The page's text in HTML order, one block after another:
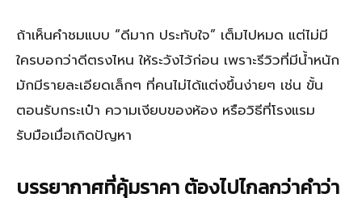
ถ้าเห็นคำชมแบบ “ดีมาก ประทับใจ” เต็มไปหมด แต่ไม่มี
ใครบอกว่าดีตรงไหน ให้ระวังไว้ก่อน เพราะรีวิวที่มีน้ำหนัก
มักมีรายละเอียดเล็กๆ ที่คนไม่ได้แต่งขึ้นง่ายๆ เช่น ขั้น
ตอนรับกระเป๋า ความเงียบของห้อง หรือวิธีที่โรงแรม
รับมือเมื่อเกิดปัญหา
บรรยากาศที่คุ้มราคา ต้องไปไกลกว่าคำว่า